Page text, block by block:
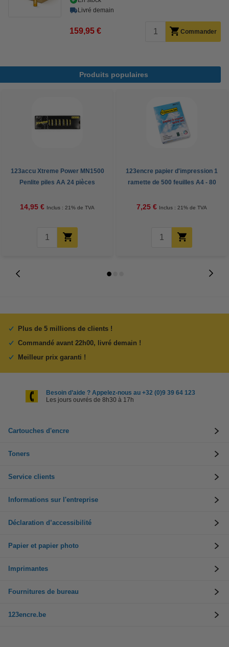
Livré demain
159,95 € Commander
Produits populaires
123accu Xtreme Power MN1500
Penlite piles AA 24 pièces
14,95 € Inclus : 21% de TVA
123encre papier d'impression 1
ramette de 500 feuilles A4 - 80
7,25 € Inclus : 21% de TVA
Plus de 5 millions de clients !
Commandé avant 22h00, livré demain !
Meilleur prix garanti !
Besoin d’aide ? Appelez-nous au +32 (0)9 39 64 123
Les jours ouvrés de 8h30 à 17h
Cartouches d'encre
Toners
Service clients
Informations sur l'entreprise
Déclaration d’accessibilité
Papier et papier photo
Imprimantes
Fournitures de bureau
123encre.be